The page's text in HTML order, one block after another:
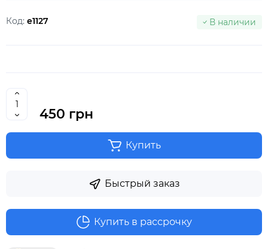
Код: e1127 В наличии
450 грн
Купить
Быстрый заказ
Купить в рассрочку